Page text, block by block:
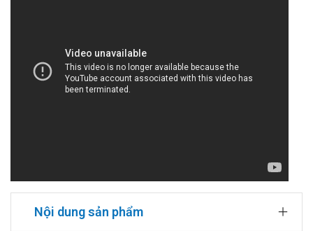
Nội dung sản phẩm